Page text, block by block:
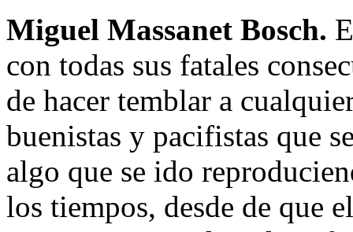
Miguel Massanet Bosch.
con todas sus fatales
de hacer temblar a
buenistas y pacifistas que
algo que se ido
los tiempos, desde de que